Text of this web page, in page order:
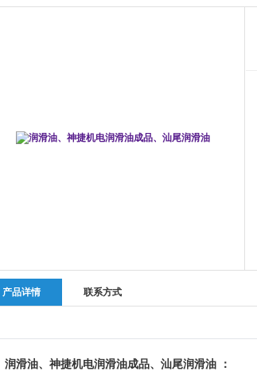
产品详情 联系方式
润滑油、神捷机电润滑油成品、汕尾润滑油 ：